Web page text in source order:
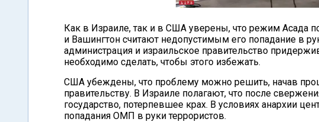
Как в Израиле, так и в США уверены, что режим Асада
и Вашингтон считают недопустимым его попадание в
администрация и израильское правительство
необходимо сделать, чтобы этого избежать.
США убеждены, что проблему можно решить, начав
правительству. В Израиле полагают, что после
государство, потерпевшее крах. В условиях анархии
попадания ОМП в руки террористов.